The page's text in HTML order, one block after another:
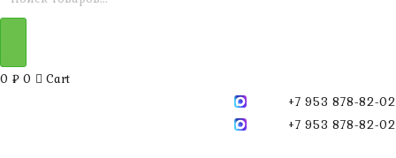
0 ₽ 0
Cart
+7 953 878-82-02
+7 953 878-82-02